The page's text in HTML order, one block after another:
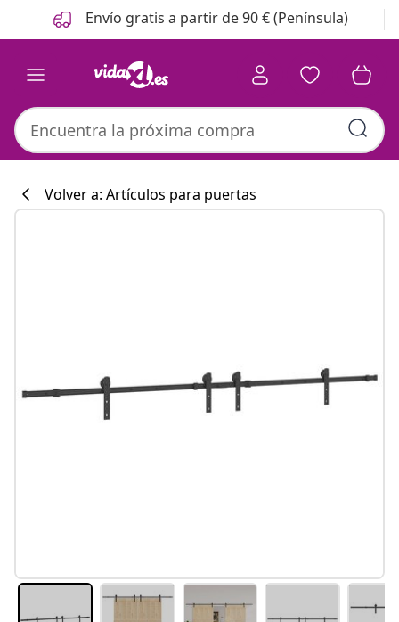
Anterior
Siguiente Envío gratis a partir de 90 € (Península)
Volver a: Artículos para puertas